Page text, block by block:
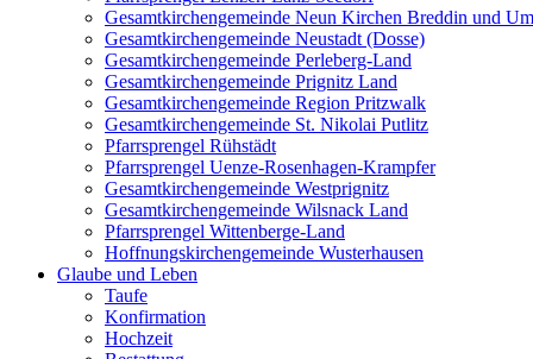
Gesamtkirchengemeinde Neun Kirchen Breddin und
Gesamtkirchengemeinde Neustadt (Dosse)
Gesamtkirchengemeinde Perleberg-Land
Gesamtkirchengemeinde Prignitz Land
Gesamtkirchengemeinde Region Pritzwalk
Gesamtkirchengemeinde St. Nikolai Putlitz
Pfarrsprengel Rühstädt
Pfarrsprengel Uenze-Rosenhagen-Krampfer
Gesamtkirchengemeinde Westprignitz
Gesamtkirchengemeinde Wilsnack Land
Pfarrsprengel Wittenberge-Land
Hoffnungskirchengemeinde Wusterhausen
Glaube und Leben
Taufe
Konfirmation
Hochzeit